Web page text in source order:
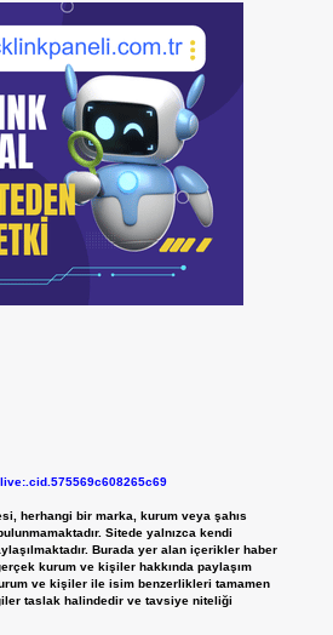
herhangi bir marka, kurum veya şahıs
Sitede yalnızca kendi
Burada yer alan içerikler haber
kurum ve kişiler hakkında paylaşım
ve kişiler ile isim benzerlikleri tamamen
taslak halindedir ve tavsiye niteliği